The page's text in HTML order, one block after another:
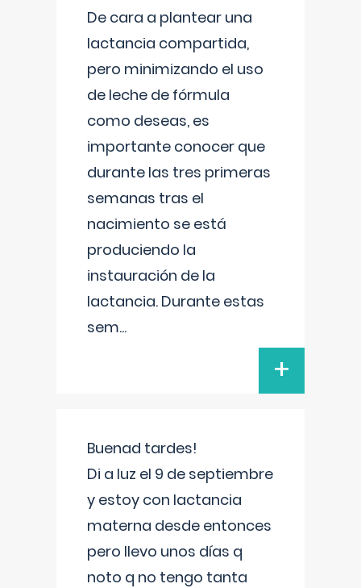
De cara a plantear una
lactancia compartida,
pero minimizando el uso
de leche de fórmula
como deseas, es
importante conocer que
durante las tres primeras
semanas tras el
nacimiento se está
produciendo la
instauración de la
lactancia. Durante estas
sem...
+
Buenad tardes!
Di a luz el 9 de septiembre
y estoy con lactancia
materna desde entonces
pero llevo unos días q
noto q no tengo tanta